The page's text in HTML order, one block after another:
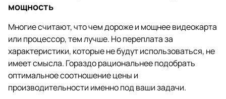
мощность
Многие считают, что чем дороже и мощнее видеокарта
или процессор, тем лучше. Но переплата за
характеристики, которые не будут использоваться, не
имеет смысла. Гораздо рациональнее подобрать
оптимальное соотношение цены и
производительности именно под ваши задачи.